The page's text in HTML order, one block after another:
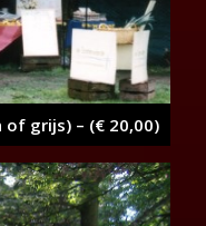
grijs) – (€ 20,00)